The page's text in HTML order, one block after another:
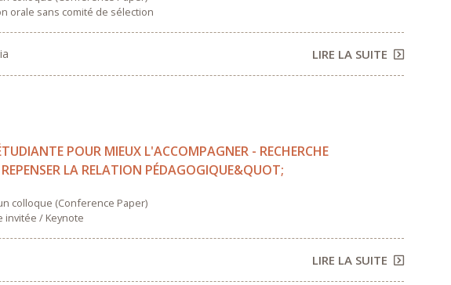
orale sans comité de sélection
LIRE LA SUITE
POUR MIEUX L'ACCOMPAGNER ​- RECHERCHE
LA RELATION PÉDAGOGIQUE&QUOT;
colloque (Conference Paper)
invitée / Keynote
LIRE LA SUITE